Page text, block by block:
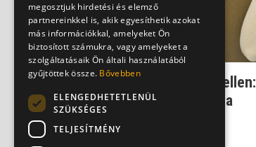
Küzdelem a hepatitisz ellen:
ezért tilos félbehagyni a
kezel...
Dr. Makara Mihály
megosztjuk hirdetési és elemző
partnereinkkel is, akik egyesíthetik azokat
más információkkal, amelyeket Ön
biztosított számukra, vagy amelyeket a
szolgáltatásaik Ön általi használatából
gyűjtöttek össze. Bővebben
ELENGEDHETETLENÜL
SZÜKSÉGES
TELJESÍTMÉNY